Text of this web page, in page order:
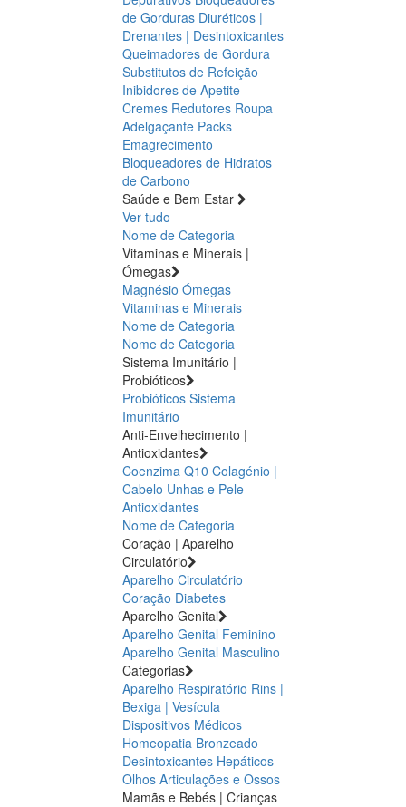
de Gorduras Diuréticos |
Drenantes | Desintoxicantes
Queimadores de Gordura
Substitutos de Refeição
Inibidores de Apetite
Cremes Redutores Roupa
Adelgaçante Packs
Emagrecimento
Bloqueadores de Hidratos
de Carbono
Saúde e Bem Estar
Ver tudo
Nome de Categoria
Vitaminas e Minerais |
Ómegas
Magnésio Ómegas
Vitaminas e Minerais
Nome de Categoria
Nome de Categoria
Sistema Imunitário |
Probióticos
Probióticos Sistema
Imunitário
Anti-Envelhecimento |
Antioxidantes
Coenzima Q10 Colagénio |
Cabelo Unhas e Pele
Antioxidantes
Nome de Categoria
Coração | Aparelho
Circulatório
Aparelho Circulatório
Coração Diabetes
Aparelho Genital
Aparelho Genital Feminino
Aparelho Genital Masculino
Categorias
Aparelho Respiratório Rins |
Bexiga | Vesícula
Dispositivos Médicos
Homeopatia Bronzeado
Desintoxicantes Hepáticos
Olhos Articulações e Ossos
Mamãs e Bebés | Crianças